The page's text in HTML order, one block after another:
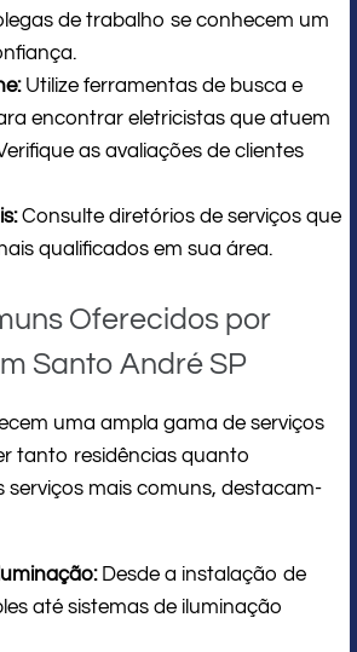
de trabalho se conhecem um
Utilize ferramentas de busca e
encontrar eletricistas que atuem
as avaliações de clientes
Consulte diretórios de serviços que
qualificados em sua área.
Oferecidos por
Santo André SP
uma ampla gama de serviços
tanto residências quanto
serviços mais comuns, destacam-
Desde a instalação de
até sistemas de iluminação